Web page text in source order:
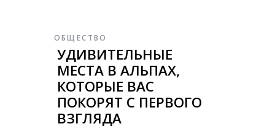
ОБЩЕСТВО
УДИВИТЕЛЬНЫЕ
МЕСТА В АЛЬПАХ,
КОТОРЫЕ ВАС
ПОКОРЯТ С ПЕРВОГО
ВЗГЛЯДА